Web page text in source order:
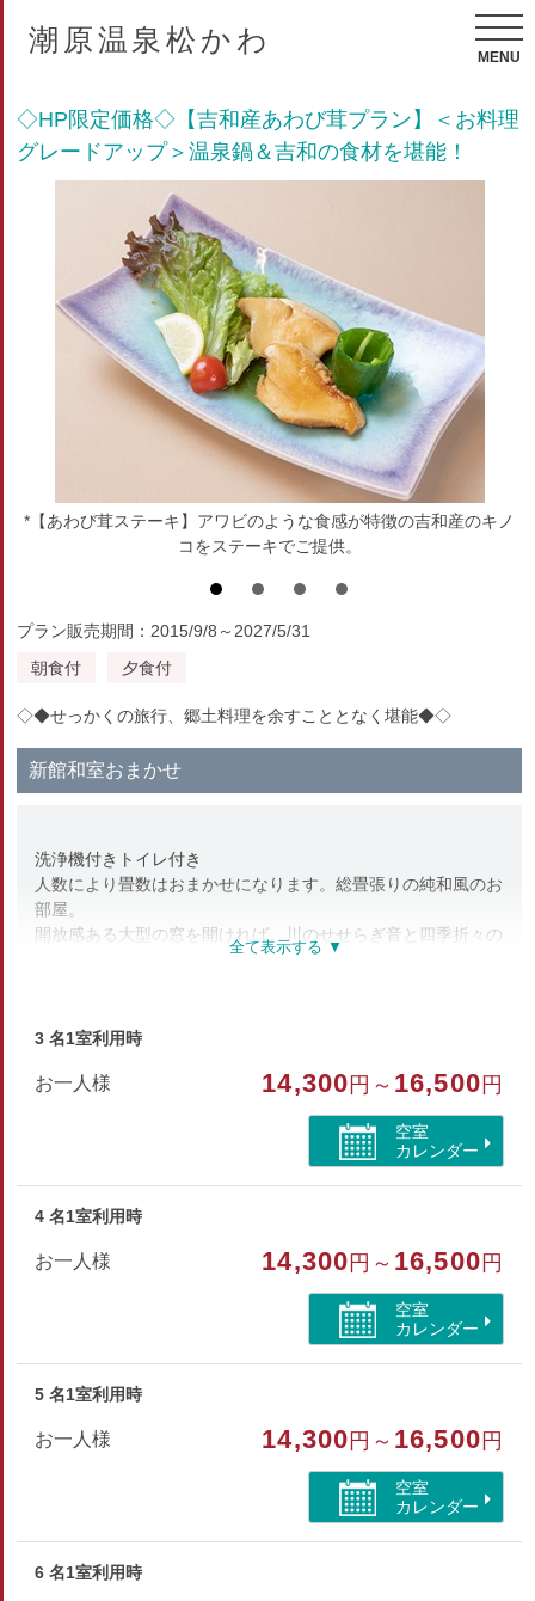
潮原温泉松かわ
MENU
◇HP限定価格◇【吉和産あわび茸プラン】＜お料理
グレードアップ＞温泉鍋＆吉和の食材を堪能！
*【あわび茸ステーキ】アワビのような食感が特徴の吉和産のキノ
コをステーキでご提供。
プラン販売期間：2015/9/8～2027/5/31
朝食付
夕食付
◇◆せっかくの旅行、郷土料理を余すこととなく堪能◆◇
新館和室おまかせ
洗浄機付きトイレ付き
人数により畳数はおまかせになります。総畳張りの純和風のお
部屋。
開放感ある大型の窓を開ければ、川のせせらぎ音と四季折々の
景色をお楽しみ頂けます。
■新館はバリアフリー対応。エレベーターが2台あり段差なし
部屋特徴
トイレ/洗浄機付トイレ/山が見える
3 名1室利用時
お一人様 14,300 円～ 16,500 円
空室
カレンダー
4 名1室利用時
お一人様 14,300 円～ 16,500 円
空室
カレンダー
5 名1室利用時
お一人様 14,300 円～ 16,500 円
空室
カレンダー
6 名1室利用時